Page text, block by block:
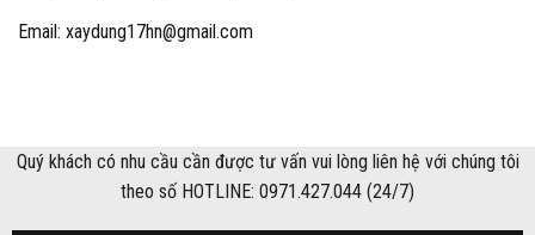
Email: xaydung17hn@gmail.com
Quý khách có nhu cầu cần được tư vấn vui lòng liên hệ với chúng tôi
theo số HOTLINE: 0971.427.044 (24/7)